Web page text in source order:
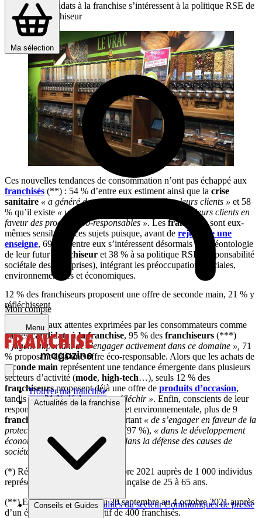
Ma sélection
Mon compte
Menu
Trouver ma franchise
Actualités de la franchise
Brèves et actus Actualités du secteur Communiqués de presse
Conseils et Guides
38 % des candidats à la franchise s’intéressent à la politique RSE de
leur futur franchiseur
Ces nouvelles tendances de consommation n’ont pas échappé aux
franchisés (**) : 54 % d’entre eux estiment ainsi que la crise
sanitaire « a généré de nouvelles attentes chez leurs clients » et 58
% qu’il existe « une attente de plus en plus forte de leurs clients en
faveur des produits éco-responsables ». Lesfranchiséssont eux-
mêmes sensibles à ces sujets puisque, avant de rejoindre une
enseigne, 69 % d’entre eux s’intéressent désormais à la déontologie
de leur futur
franchiseur et 38 % à sa politique RSE (responsabilité
sociétale des entreprises), intégrant les préoccupations sociales,
environnementales et économiques.
12 % des franchiseurs proposent une offre de seconde main, 21 % y
réfléchissent
En réponse aux attentes exprimées par les consommateurs comme
par lescandidats à la franchise, 95 % des franchiseurs (***)
« jugent important de s’engager activement dans ce domaine », 71
% proposant déjà une offre éco-responsable. Alors que les achats de
seconde main représentent une tendance émergente dans plusieurs
secteurs d’activité (mode, high-tech…), seuls 12 % des
franchiseursproposent déjà une offre de produits d’occasion,
tandis que 21 % déclarent« y réfléchir ». Enfin, conscients de leur
responsabilité en matière sociale et environnementale, plus de 9
franchiseurs
sur 10 jugent important « de s’engager en faveur de la
protection de l’environnement »
(97 %), « dans le développement
économique local »
(95 %) et
« dans la défense des causes de
société »
(92 %).
(*) Réalisée du 18 au 20 novembre 2021 auprès de 1 000 individus
représentatifs de la population française de 25 à 65 ans.
(**) Etude par téléphone du 20 septembre au 4 octobre 2021 auprès
d’un échantillon représentatif de 400 franchisés.